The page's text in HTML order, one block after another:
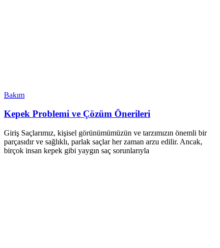
Bakım
Kepek Problemi ve Çözüm Önerileri
Giriş Saçlarımız, kişisel görünümümüzün ve tarzımızın önemli bir
parçasıdır ve sağlıklı, parlak saçlar her zaman arzu edilir. Ancak,
birçok insan kepek gibi yaygın saç sorunlarıyla